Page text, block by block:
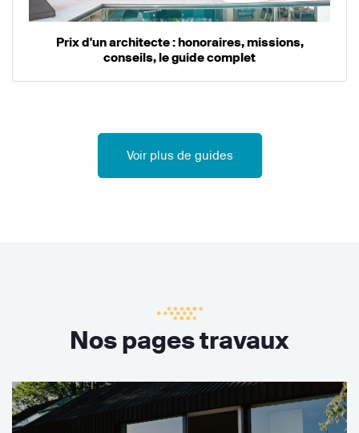
Prix d'un architecte : honoraires, missions,
conseils, le guide complet
Voir plus de guides
Nos pages travaux